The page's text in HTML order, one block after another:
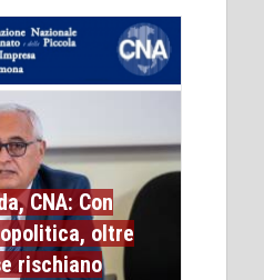
CNA: Con
oltre
rischiano